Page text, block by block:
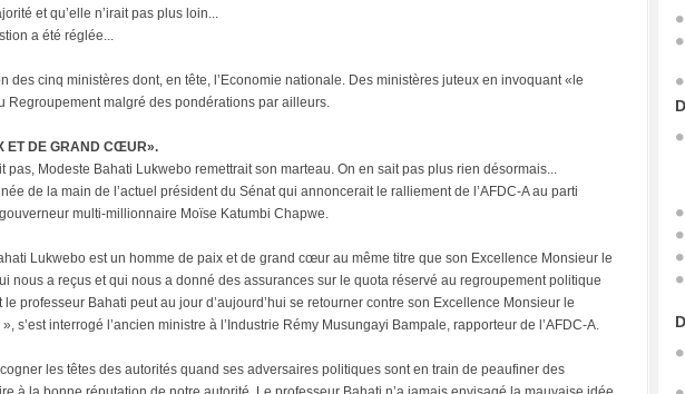
et qu’elle n’irait pas plus loin...
a été réglée...
des cinq ministères dont, en tête, l’Economie nationale. Des ministères juteux en invoquant «le
Regroupement malgré des pondérations par ailleurs.
ET DE GRAND CŒUR».
pas, Modeste Bahati Lukwebo remettrait son marteau. On en sait pas plus rien désormais...
de la main de l’actuel président du Sénat qui annoncerait le ralliement de l’AFDC-A au parti
multi-millionnaire Moïse Katumbi Chapwe.
Lukwebo est un homme de paix et de grand cœur au même titre que son Excellence Monsieur le
nous a reçus et qui nous a donné des assurances sur le quota réservé au regroupement politique
le professeur Bahati peut au jour d’aujourd’hui se retourner contre son Excellence Monsieur le
s’est interrogé l’ancien ministre à l’Industrie Rémy Musungayi Bampale, rapporteur de l’AFDC-A.
les têtes des autorités quand ses adversaires politiques sont en train de peaufiner des